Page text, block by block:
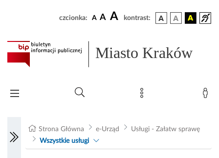
czcionka: A A A kontrast:
Miasto Kraków
Strona Główna e-Urząd
Usługi - Załatw sprawę
Wszystkie usługi